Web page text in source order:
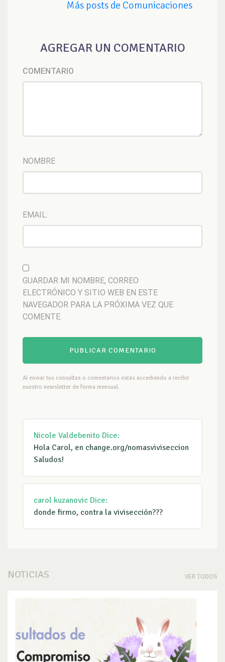
Más posts de Comunicaciones
AGREGAR UN COMENTARIO
COMENTARIO
NOMBRE
EMAIL:
GUARDAR MI NOMBRE, CORREO
ELECTRÓNICO Y SITIO WEB EN ESTE
NAVEGADOR PARA LA PRÓXIMA VEZ QUE
COMENTE.
Al enviar tus consultas o comentarios estás accediendo a recibir
nuestro newsletter de forma mensual.
Nicole Valdebenito Dice:
Hola Carol, en change.org/nomasviviseccion
Saludos!
carol kuzanovic Dice:
donde firmo, contra la vivisección???
NOTICIAS VER TODOS